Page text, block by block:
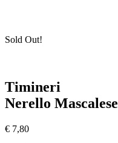
Sold Out!
Timineri
Nerello Mascalese
€ 7,80